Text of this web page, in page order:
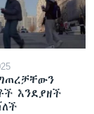
እንደያዘች